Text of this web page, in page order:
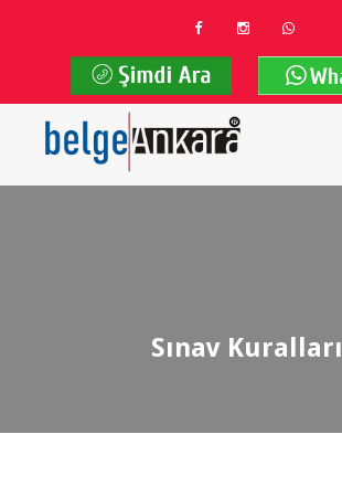
Sınav Kuralları